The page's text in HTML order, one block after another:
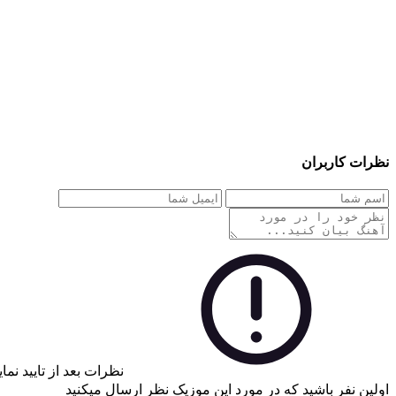
نظرات کاربران
نظرات بعد از تایید
اولین نفر باشید که در مورد این موزیک نظر ارسال میکنید